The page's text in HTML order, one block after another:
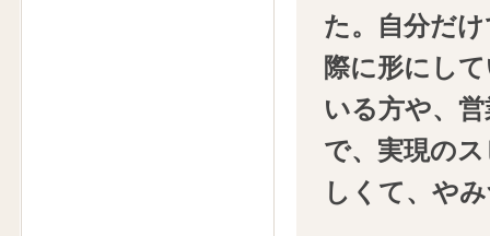
た。自分だ
際に形にし
いる方や、
で、実現の
しくて、や